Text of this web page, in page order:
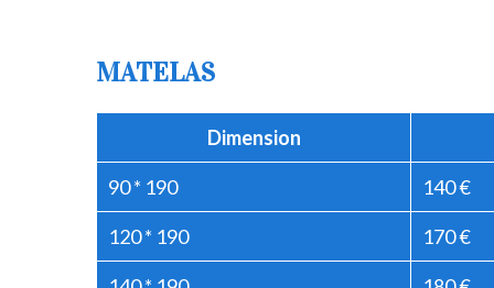
MATELAS
Dimension
90 * 190 140 €
120 * 190 170 €